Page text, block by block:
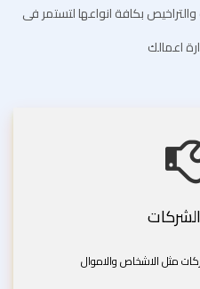
بكافة انواعها لتستمر فى
اعمالك
مثل الاشخاص والاموال